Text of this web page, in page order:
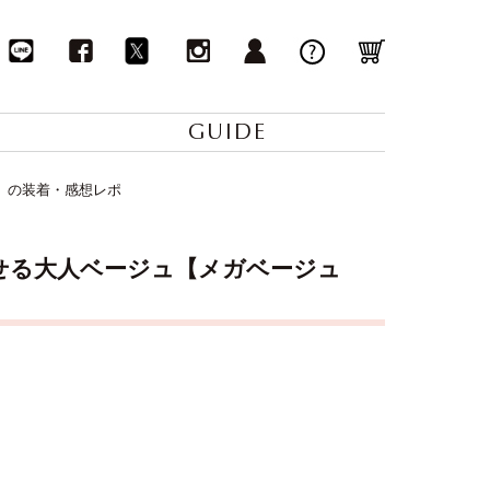
GUIDE
の装着・感想レポ
大人ベージュ【メガベージュ